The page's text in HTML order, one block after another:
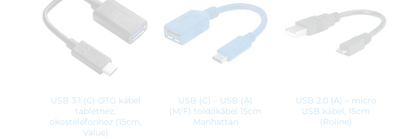
USB 3.1 (C) OTG kábel
tablethez,
okostelefonhoz (15cm,
Value)
USB (C) – USB (A)
(M/F) toldókábel 15cm
Manhattan
USB 2.0 (A) – micro
USB kábel, 15cm
(Roline)